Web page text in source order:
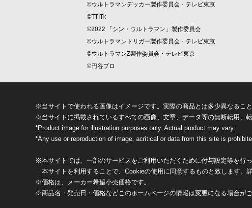
©ウルトラマンデッカー製作委員会・テレビ東京
©TTITk
©2022 「シン・ウルトラマン」製作委員会
©ウルトラマントリガー製作委員会・テレビ東京
©ウルトラマンZ製作委員会・テレビ東京
©円谷プロ
※当サイトで使われる画像はイメージです。実際の商品とは多少異なるこ
※当サイトに掲載されているすべての画像、文章、データ等の無断転用、転
*Product image for illustration purposes only. Actual product may vary.
*Any use or reproduction of image, acritical or data from this site is
※本サイトでは、一部のサービスをご利用いただくために付与設定等を行
本サイトを利用することで、Cookieの使用に同意するものと致します。
※価格は、メーカー希望小売価格です。
※商品名・発売日・価格などこのホームページの情報は変更になる場合が